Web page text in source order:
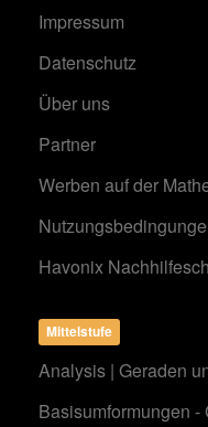
Impressum
Datenschutz
Über uns
Partner
Werben auf der
Havonix
Mittelstufe
Analysis | Geraden
Basisumformungen